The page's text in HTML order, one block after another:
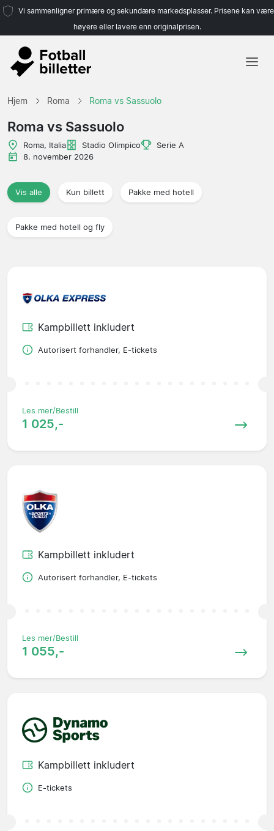
Vi sammenligner primære og sekundære markedsplasser. Prisene kan være
høyere eller lavere enn originalprisen.
Hjem Roma Roma vs Sassuolo
Roma vs Sassuolo
Roma, Italia Stadio Olimpico
Serie A
8. november 2026
Vis alle Kun billett Pakke med hotell
Pakke med hotell og fly
Kampbillett inkludert
Autorisert forhandler, E-tickets
Les mer/Bestill
1 025,-
Kampbillett inkludert
Autorisert forhandler, E-tickets
Les mer/Bestill
1 055,-
Kampbillett inkludert
E-tickets